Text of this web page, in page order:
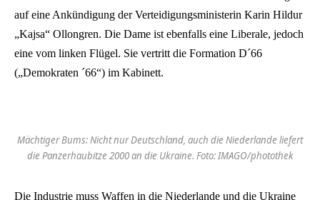
auf eine Ankündigung der Verteidigungsministerin Karin Hildur
„Kajsa“ Ollongren. Die Dame ist ebenfalls eine Liberale, jedoch
eine vom linken Flügel. Sie vertritt die Formation D´66
(„Demokraten ´66“) im Kabinett.
Mächtiger Bums: Nicht nur Deutschland, auch die Niederlande liefert
die Panzerhaubitze 2000 an die Ukraine. Foto: IMAGO/photothek
Die Industrie muss Waffen in die Niederlande und die Ukraine